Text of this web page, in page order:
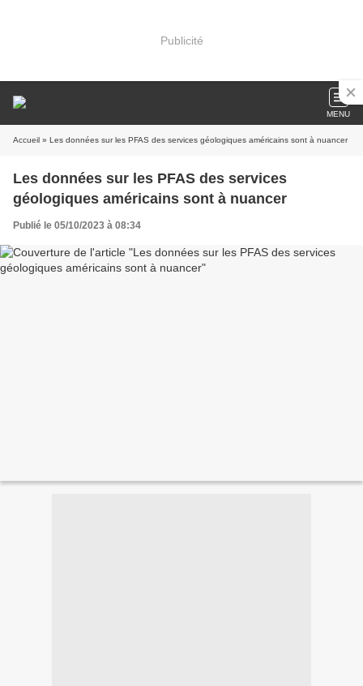
Publicité
MENU
Accueil » Les données sur les PFAS des services géologiques américains sont à nuancer
Les données sur les PFAS des services
géologiques américains sont à nuancer
Publié le 05/10/2023 à 08:34